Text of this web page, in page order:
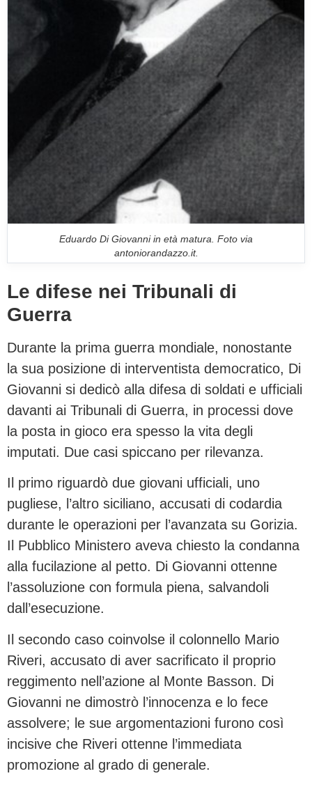
Eduardo Di Giovanni in età matura. Foto via
antoniorandazzo.it.
Le difese nei Tribunali di
Guerra
Durante la prima guerra mondiale, nonostante
la sua posizione di interventista democratico, Di
Giovanni si dedicò alla difesa di soldati e ufficiali
davanti ai Tribunali di Guerra, in processi dove
la posta in gioco era spesso la vita degli
imputati. Due casi spiccano per rilevanza.
Il primo riguardò due giovani ufficiali, uno
pugliese, l’altro siciliano, accusati di codardia
durante le operazioni per l’avanzata su Gorizia.
Il Pubblico Ministero aveva chiesto la condanna
alla fucilazione al petto. Di Giovanni ottenne
l’assoluzione con formula piena, salvandoli
dall’esecuzione.
Il secondo caso coinvolse il colonnello Mario
Riveri, accusato di aver sacrificato il proprio
reggimento nell’azione al Monte Basson. Di
Giovanni ne dimostrò l’innocenza e lo fece
assolvere; le sue argomentazioni furono così
incisive che Riveri ottenne l’immediata
promozione al grado di generale.